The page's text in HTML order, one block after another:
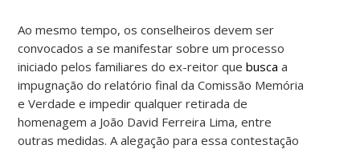
Ao mesmo tempo, os conselheiros devem ser
convocados a se manifestar sobre um processo
iniciado pelos familiares do ex-reitor quebusca a
impugnação do relatório final da Comissão Memória
e Verdade e impedir qualquer retirada de
homenagem a João David Ferreira Lima, entre
outras medidas. A alegação para essa contestação